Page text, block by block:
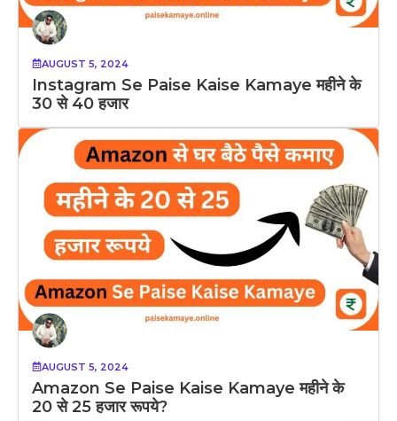
AUGUST 5, 2024
Instagram Se Paise Kaise Kamaye महीने के
30 से 40 हजार
AUGUST 5, 2024
Amazon Se Paise Kaise Kamaye महीने के
20 से 25 हजार रूपये?